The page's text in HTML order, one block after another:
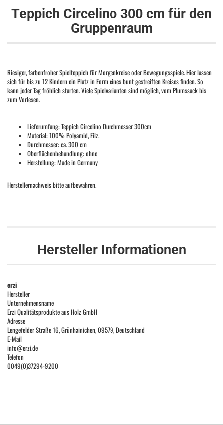
Teppich Circelino 300 cm für den
Gruppenraum
Riesiger, farbenfroher Spielteppich für Morgenkreise oder Bewegungsspiele. Hier lassen
sich für bis zu 12 Kindern ein Platz in Form eines bunt gestreiften Kreises finden. So
kann jeder Tag fröhlich starten. Viele Spielvarianten sind möglich, vom Plumssack bis
zum Vorlesen.
Lieferumfang: Teppich Circelino Durchmesser 300cm
Material: 100% Polyamid, Filz.
Durchmesser: ca. 300 cm
Oberflächenbehandlung: ohne
Herstellung: Made in Germany
Herstellernachweis bitte aufbewahren.
Hersteller Informationen
erzi
Hersteller
Unternehmensname
Erzi Qualitätsprodukte aus Holz GmbH
Adresse
Lengefelder Straße 16, Grünhainichen, 09579, Deutschland
E-Mail
info@erzi.de
Telefon
0049(0)37294-9200